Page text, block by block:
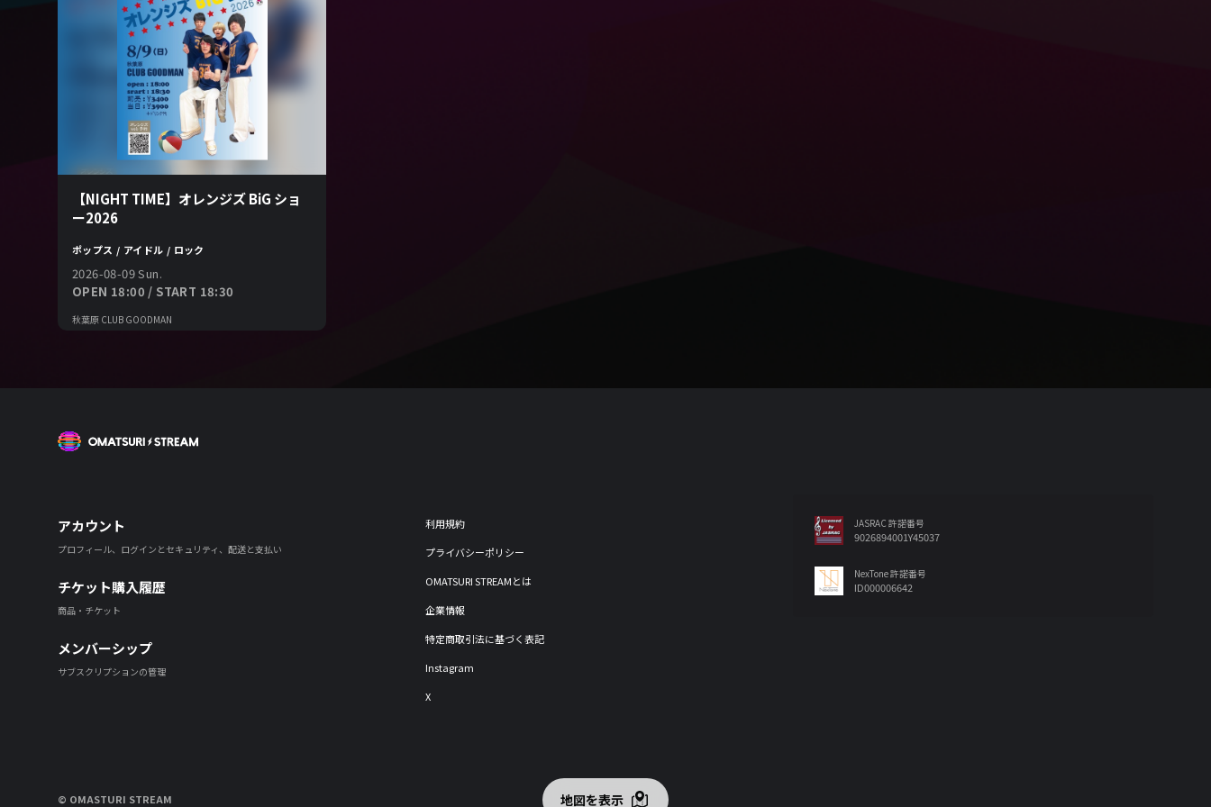
【NIGHT TIME】オレンジズ BiG ショ
ー2026
ポップス / アイドル / ロック
2026-08-09 Sun.
OPEN 18:00 / START 18:30
秋葉原 CLUB GOODMAN
アカウント
プロフィール、ログインとセキュリティ、配送と支払い
チケット購入履歴
商品・チケット
メンバーシップ
サブスクリプションの管理
利用規約
プライバシーポリシー
OMATSURI STREAMとは
企業情報
特定商取引法に基づく表記
Instagram
X
JASRAC 許諾番号
9026894001Y45037
NexTone 許諾番号
ID000006642
© OMASTURI STREAM 地図を表示